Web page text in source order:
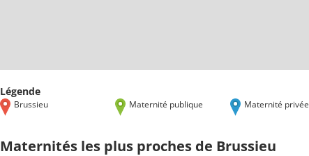
Légende
Brussieu Maternité publique Maternité privée
Maternités les plus proches de Brussieu